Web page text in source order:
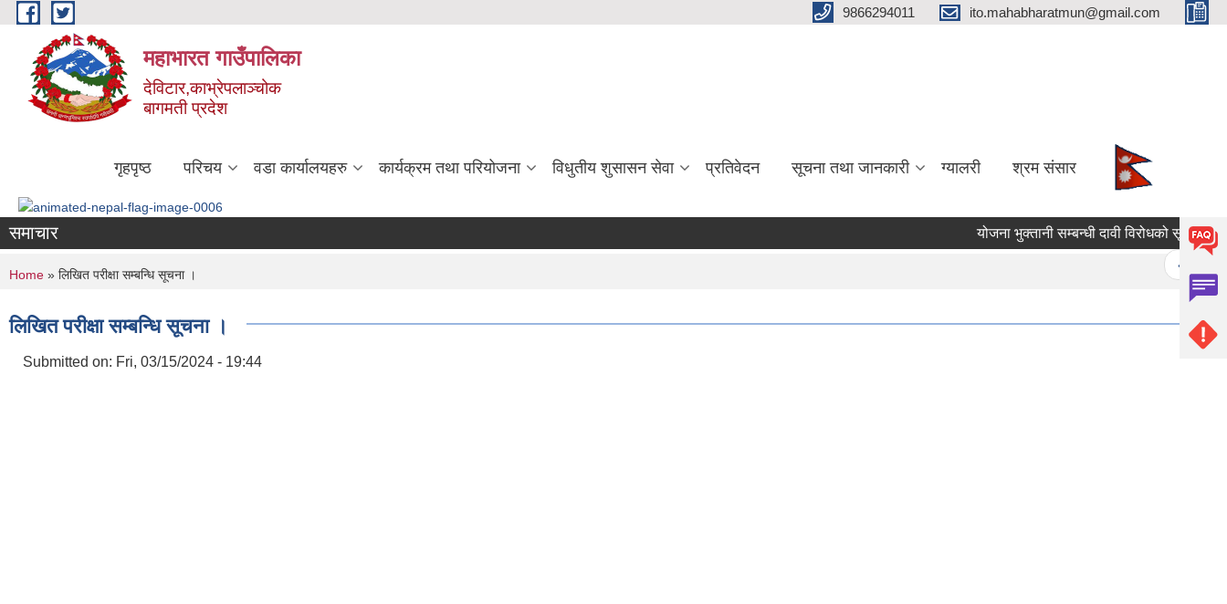
Skip to main content 9866294011 ito.mahabharatmun@gmail.com
महाभारत गाउँपालिका
देविटार,काभ्रेपलाञ्चोक
बागमती प्रदेश
गृहपृष्ठ परिचय वडा कार्यालयहरु कार्यक्रम तथा परियोजना विधुतीय शुसासन सेवा प्रतिवेदन सूचना तथा जानकारी ग्यालरी श्रम संसार
समाचार योजना भुक्तानी सम्बन्धी दावी विरोधको सूचना।
« first
You are here
Home » लिखित परीक्षा सम्बन्धि सूचना ।
लिखित परीक्षा सम्बन्धि सूचना ।
Submitted on: Fri, 03/15/2024 - 19:44